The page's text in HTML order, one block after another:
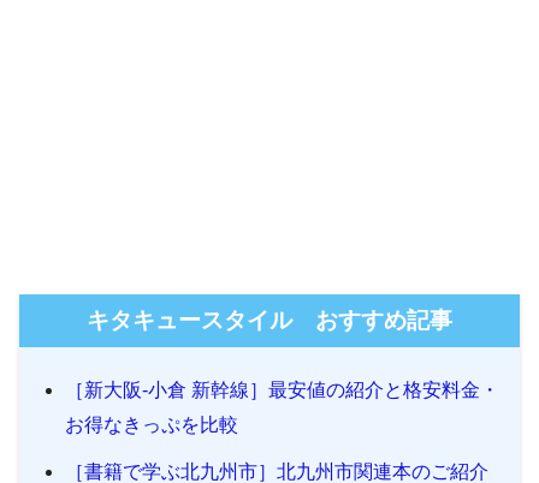
キタキュースタイル おすすめ記事
［新大阪-小倉 新幹線］最安値の紹介と格安料金・
お得なきっぷを比較
［書籍で学ぶ北九州市］北九州市関連本のご紹介